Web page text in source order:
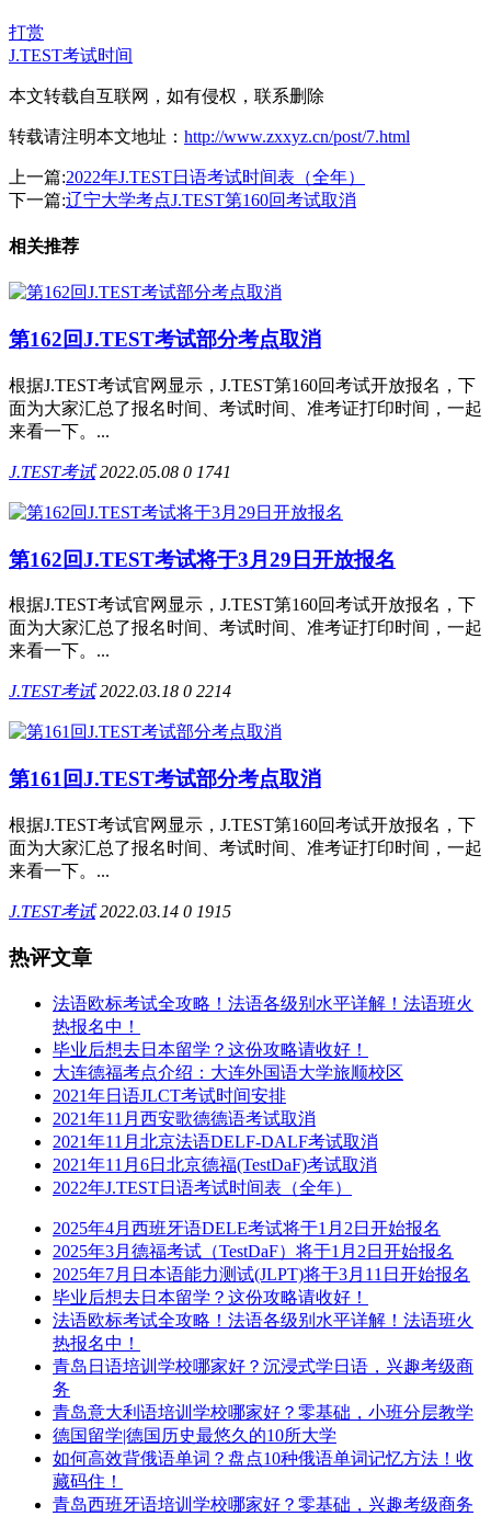
打赏
J.TEST考试时间
本文转载自互联网，如有侵权，联系删除
转载请注明本文地址： http://www.zxxyz.cn/post/7.html
上一篇:2022年J.TEST日语考试时间表（全年）
下一篇:辽宁大学考点J.TEST第160回考试取消
相关推荐
第162回J.TEST考试部分考点取消
根据J.TEST考试官网显示，J.TEST第160回考试开放报名，下
面为大家汇总了报名时间、考试时间、准考证打印时间，一起
来看一下。...
J.TEST考试 2022.05.08 0 1741
第162回J.TEST考试将于3月29日开放报名
根据J.TEST考试官网显示，J.TEST第160回考试开放报名，下
面为大家汇总了报名时间、考试时间、准考证打印时间，一起
来看一下。...
J.TEST考试 2022.03.18 0 2214
第161回J.TEST考试部分考点取消
根据J.TEST考试官网显示，J.TEST第160回考试开放报名，下
面为大家汇总了报名时间、考试时间、准考证打印时间，一起
来看一下。...
J.TEST考试 2022.03.14 0 1915
热评文章
法语欧标考试全攻略！法语各级别水平详解！法语班火
热报名中！
毕业后想去日本留学？这份攻略请收好！
大连德福考点介绍：大连外国语大学旅顺校区
2021年日语JLCT考试时间安排
2021年11月西安歌德德语考试取消
2021年11月北京法语DELF-DALF考试取消
2021年11月6日北京德福(TestDaF)考试取消
2022年J.TEST日语考试时间表（全年）
2025年4月西班牙语DELE考试将于1月2日开始报名
2025年3月德福考试（TestDaF）将于1月2日开始报名
2025年7月日本语能力测试(JLPT)将于3月11日开始报名
毕业后想去日本留学？这份攻略请收好！
法语欧标考试全攻略！法语各级别水平详解！法语班火
热报名中！
青岛日语培训学校哪家好？沉浸式学日语，兴趣考级商
务
青岛意大利语培训学校哪家好？零基础，小班分层教学
德国留学|德国历史最悠久的10所大学
如何高效背俄语单词？盘点10种俄语单词记忆方法！收
藏码住！
青岛西班牙语培训学校哪家好？零基础，兴趣考级商务